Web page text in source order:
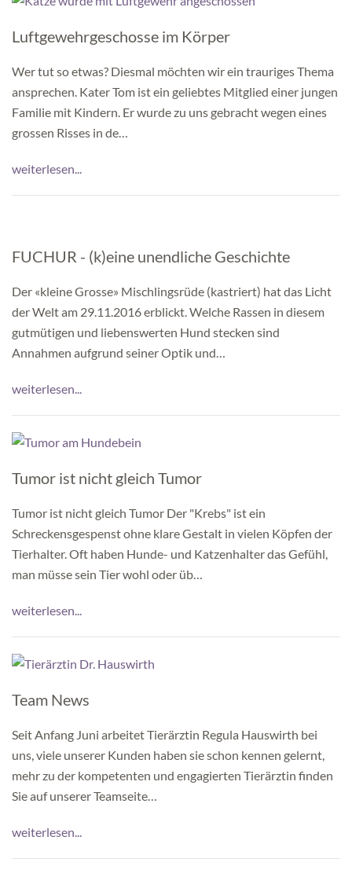
Luftgewehrgeschosse im Körper
Wer tut so etwas? Diesmal möchten wir ein trauriges Thema
ansprechen. Kater Tom ist ein geliebtes Mitglied einer jungen
Familie mit Kindern. Er wurde zu uns gebracht wegen eines
grossen Risses in de…
weiterlesen...
FUCHUR - (k)eine unendliche Geschichte
Der «kleine Grosse» Mischlingsrüde (kastriert) hat das Licht
der Welt am 29.11.2016 erblickt. Welche Rassen in diesem
gutmütigen und liebenswerten Hund stecken sind
Annahmen aufgrund seiner Optik und…
weiterlesen...
Tumor ist nicht gleich Tumor
Tumor ist nicht gleich Tumor Der "Krebs" ist ein
Schreckensgespenst ohne klare Gestalt in vielen Köpfen der
Tierhalter. Oft haben Hunde- und Katzenhalter das Gefühl,
man müsse sein Tier wohl oder üb…
weiterlesen...
Team News
Seit Anfang Juni arbeitet Tierärztin Regula Hauswirth bei
uns, viele unserer Kunden haben sie schon kennen gelernt,
mehr zu der kompetenten und engagierten Tierärztin finden
Sie auf unserer Teamseite…
weiterlesen...